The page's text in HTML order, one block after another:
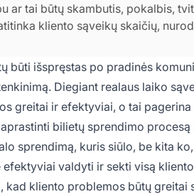
ar tai būtų skambutis, pokalbis,
kliento sąveikų skaičių,
būti išspręstas po pradinės
Diegiant realaus laiko
greitai ir efektyviai, o tai
bilietų sprendimo
sprendimą, kuris siūlo, be kita
efektyviai valdyti ir sekti visą
kad kliento problemos būtų